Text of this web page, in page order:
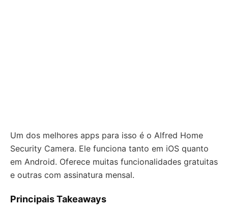
Um dos melhores apps para isso é o Alfred Home
Security Camera. Ele funciona tanto em iOS quanto
em Android. Oferece muitas funcionalidades gratuitas
e outras com assinatura mensal.
Principais Takeaways